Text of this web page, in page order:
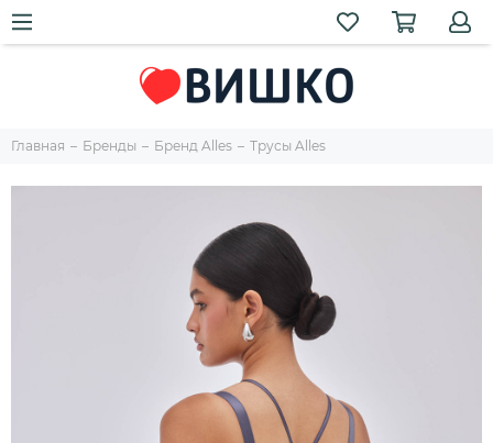
Главная Бренды Бренд Alles Трусы Alles